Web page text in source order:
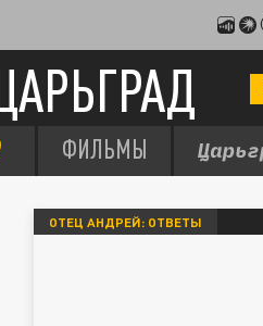
ФИЛЬМЫ
ОТЕЦ АНДРЕЙ: ОТВЕТЫ